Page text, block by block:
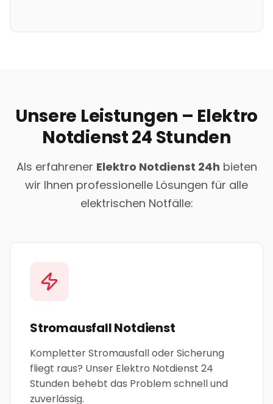
Unsere Leistungen – Elektro
Notdienst 24 Stunden
Als erfahrener Elektro Notdienst 24h bieten
wir Ihnen professionelle Lösungen für alle
elektrischen Notfälle:
Stromausfall Notdienst
Kompletter Stromausfall oder Sicherung
fliegt raus? Unser Elektro Notdienst 24
Stunden behebt das Problem schnell und
zuverlässig.